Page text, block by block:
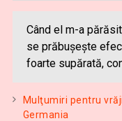
Când el m-a
se prăbuşeşte
foarte supărată,
Mulţumiri pentru
Germania